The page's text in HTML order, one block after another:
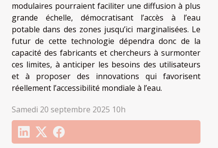
modulaires pourraient faciliter une diffusion à plus
grande échelle, démocratisant l’accès à l’eau
potable dans des zones jusqu’ici marginalisées. Le
futur de cette technologie dépendra donc de la
capacité des fabricants et chercheurs à surmonter
ces limites, à anticiper les besoins des utilisateurs
et à proposer des innovations qui favorisent
réellement l’accessibilité mondiale à l’eau.
Samedi 20 septembre 2025 10h